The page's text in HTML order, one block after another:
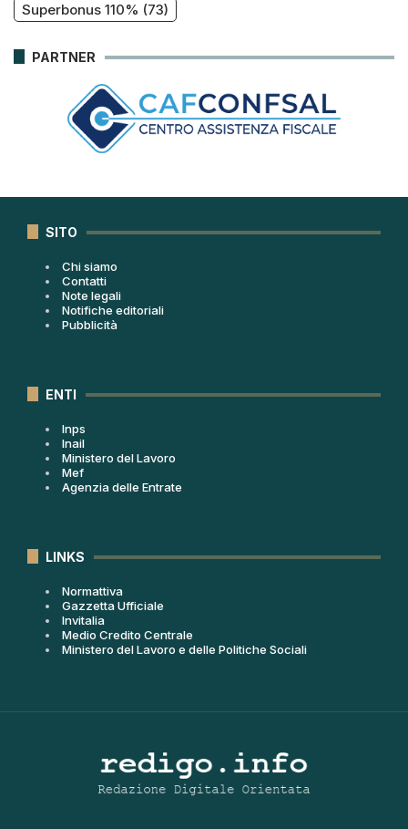
Superbonus 110% (73)
PARTNER
SITO
Chi siamo
Contatti
Note legali
Notifiche editoriali
Pubblicità
ENTI
Inps
Inail
Ministero del Lavoro
Mef
Agenzia delle Entrate
LINKS
Normattiva
Gazzetta Ufficiale
Invitalia
Medio Credito Centrale
Ministero del Lavoro e delle Politiche Sociali